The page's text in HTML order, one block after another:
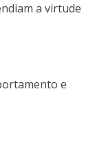
a virtude
e